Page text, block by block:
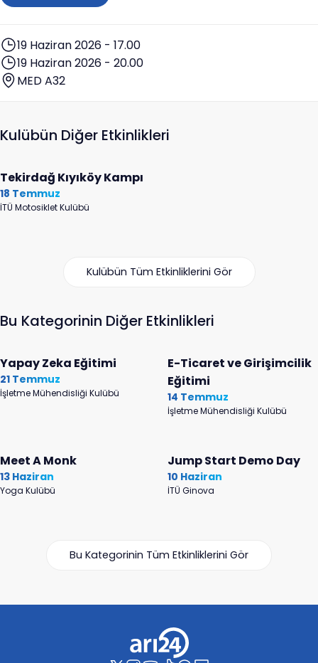
19 Haziran 2026 - 17.00
19 Haziran 2026 - 20.00
MED A32
Kulübün Diğer Etkinlikleri
Tekirdağ Kıyıköy Kampı
18 Temmuz
İTÜ Motosiklet Kulübü
Kulübün Tüm Etkinliklerini Gör
Bu Kategorinin Diğer Etkinlikleri
Yapay Zeka Eğitimi
21 Temmuz
İşletme Mühendisliği Kulübü
E-Ticaret ve Girişimcilik
Eğitimi
14 Temmuz
İşletme Mühendisliği Kulübü
Meet A Monk
13 Haziran
Yoga Kulübü
Jump Start Demo Day
10 Haziran
İTÜ Ginova
Bu Kategorinin Tüm Etkinliklerini Gör